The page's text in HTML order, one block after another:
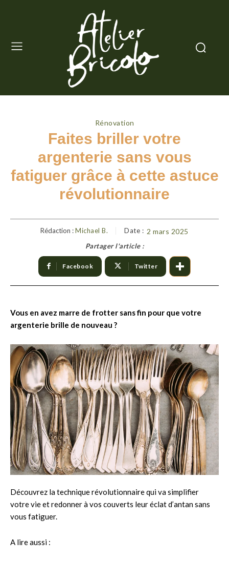
Rénovation
Faites briller votre
argenterie sans vous
fatiguer grâce à cette astuce
révolutionnaire
Rédaction : Michael B. Date : 2 mars 2025
Partager l'article :
Facebook Twitter
Vous en avez marre de frotter sans fin pour que votre
argenterie brille de nouveau ?
Découvrez la technique révolutionnaire qui va simplifier
votre vie et redonner à vos couverts leur éclat d’antan sans
vous fatiguer.
A lire aussi :